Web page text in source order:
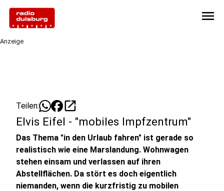
menu
Anzeige
Teilen: open_in_new
Elvis Eifel - "mobiles Impfzentrum"
Das Thema "in den Urlaub fahren" ist gerade so
realistisch wie eine Marslandung. Wohnwagen
stehen einsam und verlassen auf ihren
Abstellflächen. Da stört es doch eigentlich
niemanden, wenn die kurzfristig zu mobilen